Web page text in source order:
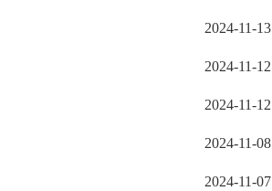
2024-11-13
2024-11-12
2024-11-12
2024-11-08
2024-11-07